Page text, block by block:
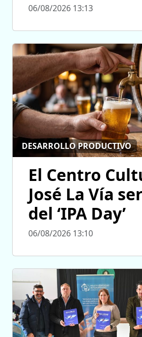
06/08/2026 13:13
DESARROLLO PRODUCTIVO
El Centro
José La Vía
del ‘IPA Day’
06/08/2026 13:10